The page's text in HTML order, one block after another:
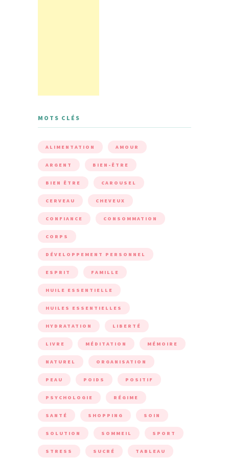
MOTS CLÉS
ALIMENTATION AMOUR
ARGENT BIEN-ÊTRE
BIEN ÊTRE CAROUSEL
CERVEAU CHEVEUX
CONFIANCE CONSOMMATION
CORPS
DÉVELOPPEMENT PERSONNEL
ESPRIT FAMILLE
HUILE ESSENTIELLE
HUILES ESSENTIELLES
HYDRATATION LIBERTÉ
LIVRE MÉDITATION MÉMOIRE
NATUREL ORGANISATION
PEAU POIDS POSITIF
PSYCHOLOGIE RÉGIME
SANTÉ SHOPPING SOIN
SOLUTION SOMMEIL SPORT
STRESS SUCRÉ TABLEAU